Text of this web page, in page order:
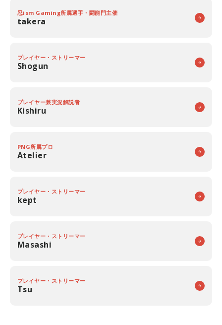
忍ism Gaming所属選手・闘龍門主催
takera
プレイヤー・ストリーマー
Shogun
プレイヤー兼実況解説者
Kishiru
PNG所属プロ
Atelier
プレイヤー・ストリーマー
kept
プレイヤー・ストリーマー
Masashi
プレイヤー・ストリーマー
Tsu